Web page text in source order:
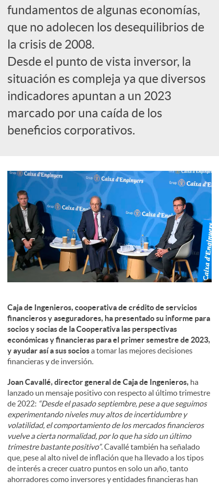
t
e
n
i
d
o
s
fundamentos de algunas economías,
que no adolecen los desequilibrios de
la crisis de 2008.
Desde el punto de vista inversor, la
situación es compleja ya que diversos
indicadores apuntan a un 2023
marcado por una caída de los
beneficios corporativos.
Caja de Ingenieros, cooperativa de crédito de servicios
financieros y aseguradores, ha presentado su informe para
socios y socias de la Cooperativa las perspectivas
económicas y financieras para el primer semestre de 2023,
y ayudar así a sus sociosa tomar las mejores decisiones
financieras y de inversión.
Joan Cavallé, director general de Caja de Ingenieros, ha
lanzado un mensaje positivo con respecto al último trimestre
de 2022: “Desde el pasado septiembre, pese a que seguimos
experimentando niveles muy altos de incertidumbre y
volatilidad, el comportamiento de los mercados financieros
vuelve a cierta normalidad, por lo que ha sido un último
trimestre bastante positivo”. Cavallé también ha señalado
que, pese al alto nivel de inflación que ha llevado a los tipos
de interés a crecer cuatro puntos en solo un año, tanto
ahorradores como inversores y entidades financieras han